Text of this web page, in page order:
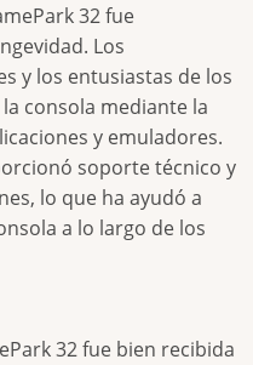
32 fue
Los
y los entusiastas de los
consola mediante la
y emuladores.
soporte técnico y
lo que ha ayudó a
a lo largo de los
32 fue bien recibida